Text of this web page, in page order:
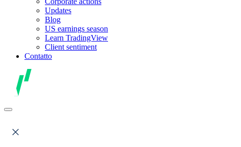
Updates
Blog
US earnings season
Learn TradingView
Client sentiment
Contatto